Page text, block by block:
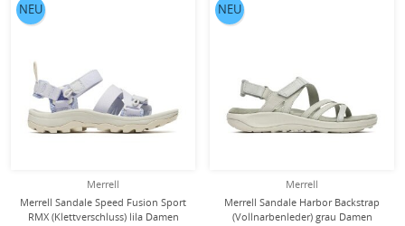
Merrell
Merrell Sandale Speed Fusion Sport
RMX (Klettverschluss) lila Damen
NEU
Merrell
Merrell Sandale Harbor Backstrap
(Vollnarbenleder) grau Damen
NEU